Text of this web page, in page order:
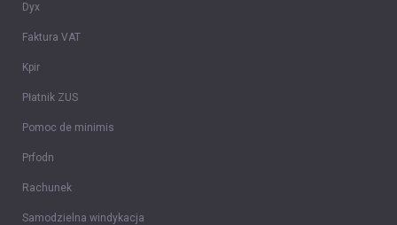
Dyx
Faktura VAT
Kpir
Płatnik ZUS
Pomoc de minimis
Prfodn
Rachunek
Samodzielna windykacja